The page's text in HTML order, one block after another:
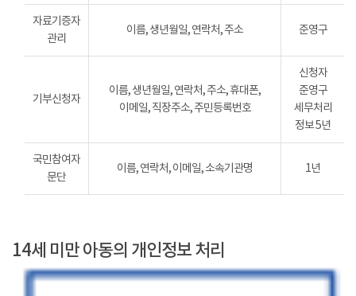
자료기증자
관리
이름, 생년월일, 연락처, 주소 준영구
기부신청자
이름, 생년월일, 연락처, 주소, 휴대폰,
이메일, 직장주소, 주민등록번호
신청자
준영구
세무처리
정보 5년
국민참여자
문단
이름, 연락처, 이메일, 소속기관명 1년
14세 미만 아동의 개인정보 처리